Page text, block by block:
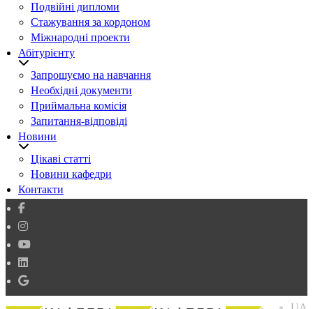
Подвійні дипломи
Стажування за кордоном
Міжнародні проекти
Абітурієнту
Запрошуємо на навчання
Необхідні документи
Приймальна комісія
Запитання-відповіді
Новини
Цікаві статті
Новини кафедри
Контакти